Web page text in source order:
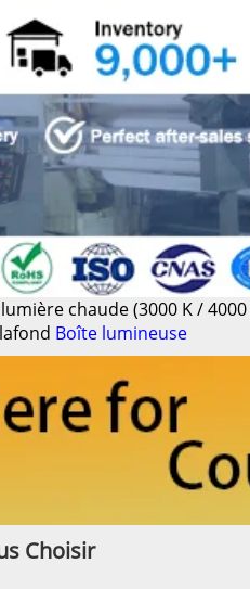
chaude (3000 K /
Boîte lumineuse
Choisir